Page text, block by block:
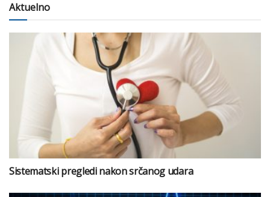
Aktuelno
Sistematski pregledi nakon srčanog udara